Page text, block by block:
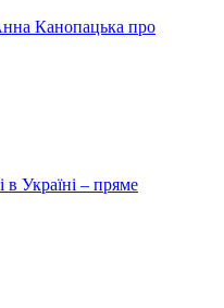
Канопацька про
в Україні – пряме